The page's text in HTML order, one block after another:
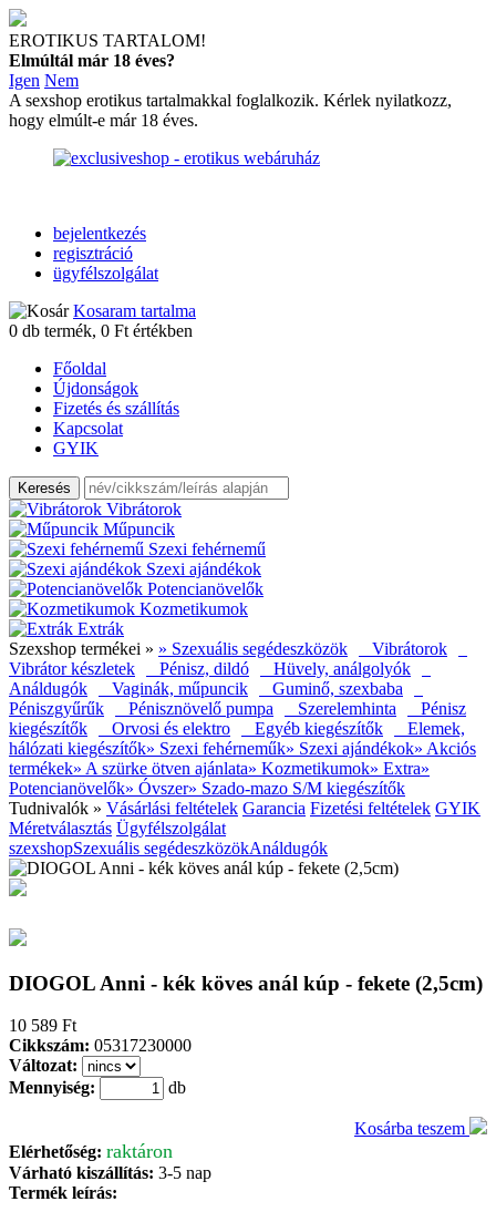
EROTIKUS TARTALOM!
Elmúltál már 18 éves?
Igen Nem
A sexshop erotikus tartalmakkal foglalkozik. Kérlek nyilatkozz,
hogy elmúlt-e már 18 éves.
bejelentkezés
regisztráció
ügyfélszolgálat
Kosaram tartalma
0 db termék, 0 Ft értékben
Főoldal
Újdonságok
Fizetés és szállítás
Kapcsolat
GYIK
Vibrátorok
Műpuncik
Szexi fehérnemű
Szexi ajándékok
Potencianövelők
Kozmetikumok
Extrák
Szexshop termékei » » Szexuális segédeszközök
Vibrátorok
Vibrátor készletek
Pénisz, dildó
Hüvely, análgolyók
Análdugók
Vaginák, műpuncik
Guminő, szexbaba
Péniszgyűrűk
Pénisznövelő pumpa Szerelemhinta
Pénisz
kiegészítők
Orvosi és elektro Egyéb kiegészítők
Elemek,
hálózati kiegészítők» Szexi fehérneműk» Szexi ajándékok» Akciós
termékek» A szürke ötven ajánlata» Kozmetikumok» Extra»
Potencianövelők» Óvszer» Szado-mazo S/M kiegészítők
Tudnivalók » Vásárlási feltételek Garancia Fizetési feltételek GYIK
Méretválasztás Ügyfélszolgálat
szexshopSzexuális segédeszközökAnáldugók
DIOGOL Anni - kék köves anál kúp - fekete (2,5cm)
10 589 Ft
Cikkszám: 05317230000
Változat:
Mennyiség:
db
Kosárba teszem
Elérhetőség: raktáron
Várható kiszállítás: 3-5 nap
Termék leírás: